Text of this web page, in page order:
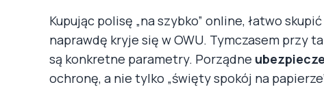
Kupując polisę „na szybko” online, łatwo
naprawdę kryje się w OWU. Tymczasem przy
są konkretne parametry. Porządne
ochronę, a nie tylko „święty spokój na